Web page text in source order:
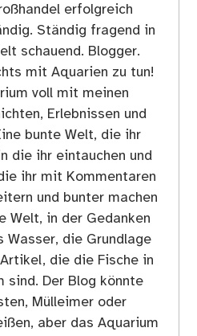
erfolgreich
Ständig fragend in
schauend. Blogger.
mit Aquarien zu tun!
voll mit meinen
Erlebnissen und
bunte Welt, die ihr
die ihr eintauchen und
ihr mit Kommentaren
und bunter machen
Welt, in der Gedanken
Wasser, die Grundlage
die die Fische in
sind. Der Blog könnte
Mülleimer oder
aber das Aquarium